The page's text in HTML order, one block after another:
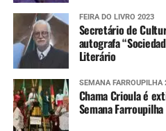
FEIRA DO LIVRO 2023
Secretário de
autografa
Literário
SEMANA FARROUPILHA
Chama Crioula é
Semana